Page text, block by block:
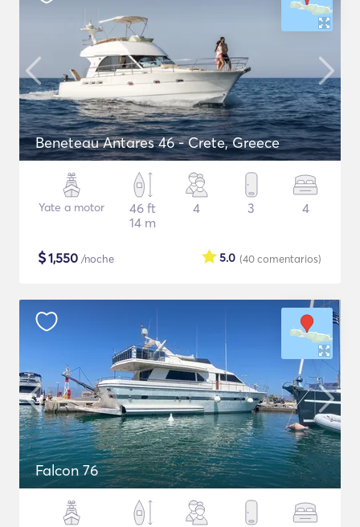
Beneteau Antares 46 - Crete, Greece
Yate a motor
46 ft
14 m
4 3 4
$1,550 /noche (40comentarios)
5.0
Falcon 76